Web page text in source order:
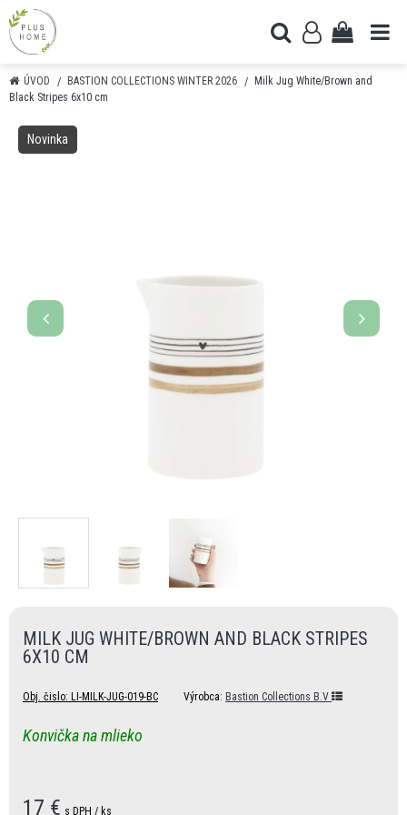
ÚVOD BASTION COLLECTIONS WINTER 2026
Milk Jug White/Brown and
Black Stripes 6x10 cm
Novinka
MILK JUG WHITE/BROWN AND BLACK STRIPES
6X10 CM
Obj. čislo: LI-MILK-JUG-019-BC Výrobca: Bastion Collections B.V
Konvička na mlieko
17 € s DPH / ks